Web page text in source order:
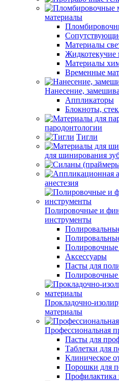
материалы
Материалы
Жидкотекучие
Материалы
Временные
Нанесение,
Аппликаторы
Блокноты,
пародонтологии
Тигли
для шинирования
анестезия
Полировочные и
инструменты
Аксессуары
Пасты для
Полировочные
Прокладочно-
материалы
Профессиональная
Пасты для
Таблетки для
Клиническое
Порошки для
Профилактика